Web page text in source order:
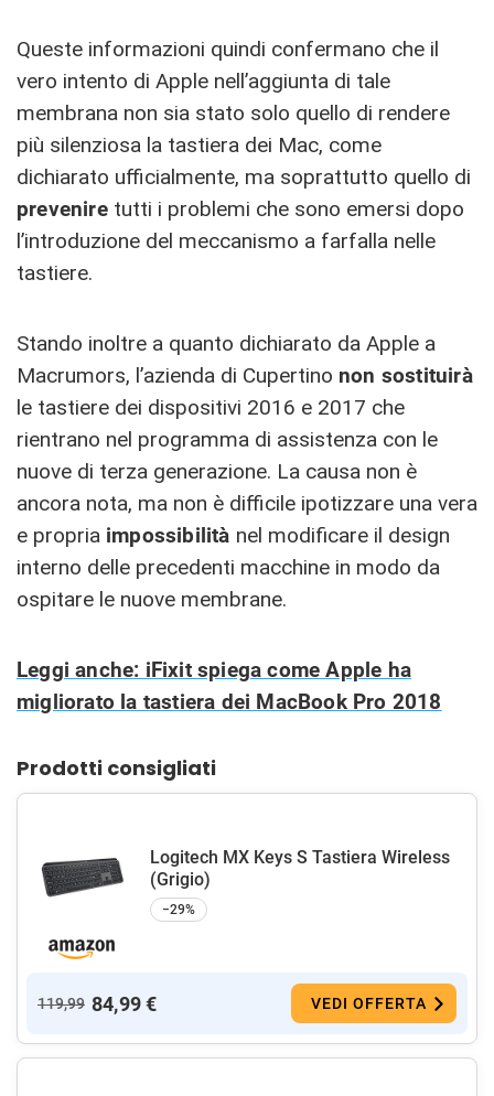
Queste informazioni quindi confermano che il
vero intento di Apple nell’aggiunta di tale
membrana non sia stato solo quello di rendere
più silenziosa la tastiera dei Mac, come
dichiarato ufficialmente, ma soprattutto quello di
preveniretutti i problemi che sono emersi dopo
l’introduzione del meccanismo a farfalla nelle
tastiere.
Stando inoltre a quanto dichiarato da Apple a
Macrumors, l’azienda di Cupertino non sostituirà
le tastiere dei dispositivi 2016 e 2017 che
rientrano nel programma di assistenza con le
nuove di terza generazione. La causa non è
ancora nota, ma non è difficile ipotizzare una vera
e propria impossibilità nel modificare il design
interno delle precedenti macchine in modo da
ospitare le nuove membrane.
Leggi anche: iFixit spiega come Apple ha
migliorato la tastiera dei MacBook Pro 2018
Prodotti consigliati
Logitech MX Keys S Tastiera Wireless
(Grigio)
−29%
119,99 84,99 € VEDI OFFERTA